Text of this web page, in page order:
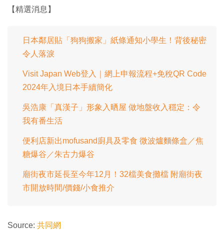
【精選消息】
日本鄰居貼「狗狗搬家」紙條通知小學生！背後秘密
令人落淚
Visit Japan Web登入｜網上申報流程+免稅QR Code
2024年入境日本手續簡化
吳浩康「真漢子」形象入晒屋 做地盤收入穩定：令
我有番生活
便利店新出mofusand廚具及零食 微波爐麵條盒／焦
糖爆谷／朱古力爆谷
廟街夜市延長至今年12月！32檔美食攤檔 附廟街夜
市開放時間/價錢/小食推介
Source: 共同網